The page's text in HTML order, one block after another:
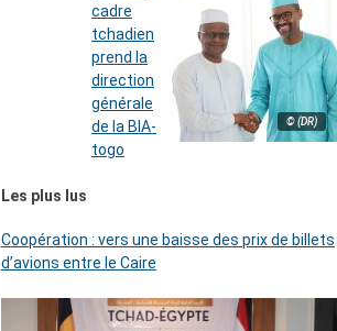
© (DR)
cadre
tchadien
prend la
direction
générale
de la BIA-
togo
Les plus lus
Coopération : vers une baisse des prix de billets
d’avions entre le Caire